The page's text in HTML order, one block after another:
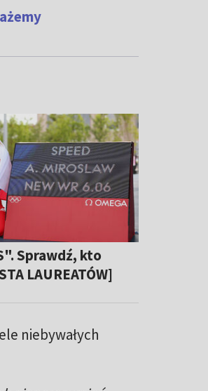
Sprawdź, kto
LAUREATÓW]
niebywałych